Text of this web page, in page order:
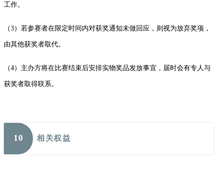
工作。
（3）若参赛者在限定时间内对获奖通知未做回应，则视为放弃奖项，
由其他获奖者取代。
（4）主办方将在比赛结束后安排实物奖品发放事宜，届时会有专人与
获奖者取得联系。
10 相关权益